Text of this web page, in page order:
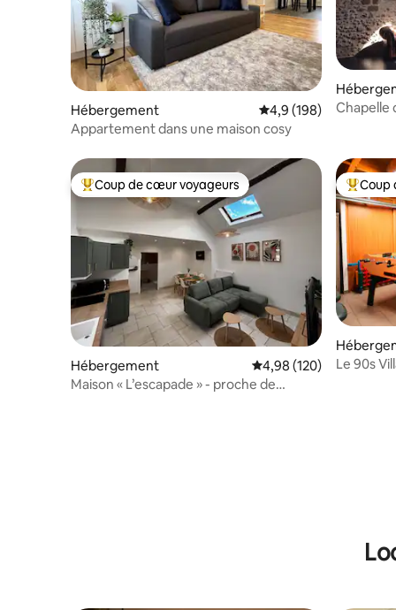
Hébergement Évaluation moyenne
4,9 (198)
Appartement dans une maison cosy
Chapelle
Coups de cœur voyageurs les plus appréciés
Coup de cœur voyageurs
Hébergement Évaluation moyenne
4,98 (120)
Maison « L’escapade » - proche de
Coups
Coup
Le 90s